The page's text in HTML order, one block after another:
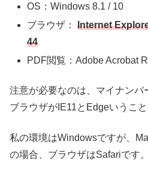
OS：Windows 8.1 / 10
ブラウザ：Internet
44
PDF閲覧：Adobe Acrobat
注意が必要なのは、マイナン
ブラウザがIE11とEdgeいうこと
私の環境はWindowsですが、
の場合、ブラウザはSafariです。